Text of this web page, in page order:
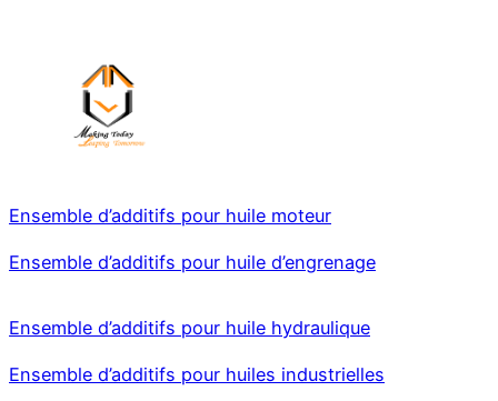
Ensemble d’additifs pour huile moteur
Ensemble d’additifs pour huile d’engrenage
Ensemble d’additifs pour huile hydraulique
Ensemble d’additifs pour huiles industrielles